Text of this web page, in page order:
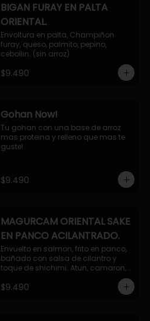
BIGAN FURAY EN PALTA
ORIENTAL.
Envoltura en palta, Champiñon
furay, queso, palmito, pepino,
cebollin. (sin arroz)
$9.490
Gohan Now!
Tu gohan con una base de arroz
mas proteina y relleno que mas te
guste!
$9.490
MAGURCAM ORIENTAL SAKE
EN PANCO ACILANTRADO.
Envuelto en salmon, frito en panco,
bañado con salsa de cilantro y
toque de shichimi. Atun, camaron,
$9.490